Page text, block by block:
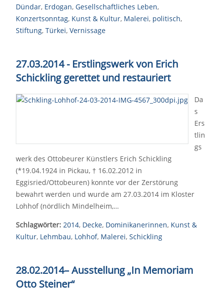
Dündar, Erdogan, Gesellschaftliches Leben,
Konzertsonntag, Kunst & Kultur, Malerei, politisch,
Stiftung, Türkei, Vernissage
27.03.2014 - Erstlingswerk von Erich
Schickling gerettet und restauriert
Da
s
Ers
tlin
gs
werk des Ottobeurer Künstlers Erich Schickling
(*19.04.1924 in Pickau, † 16.02.2012 in
Eggisried/Ottobeuren) konnte vor der Zerstörung
bewahrt werden und wurde am 27.03.2014 im Kloster
Lohhof (nördlich Mindelheim,…
Schlagwörter: 2014, Decke, Dominikanerinnen, Kunst &
Kultur, Lehmbau, Lohhof, Malerei, Schickling
28.02.2014–Ausstellung „In Memoriam
Otto Steiner“